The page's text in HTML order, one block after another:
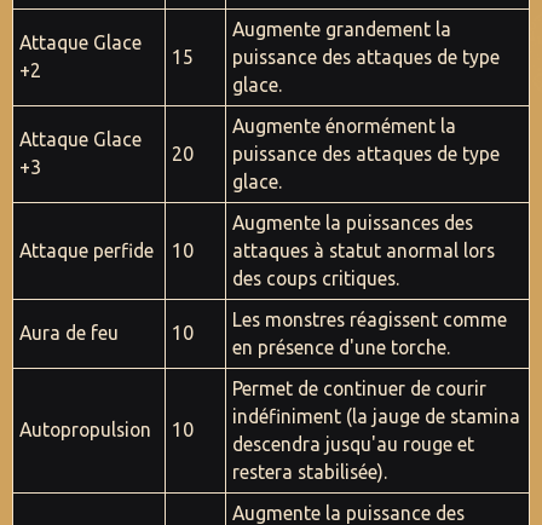
Attaque Glace
+2
15
Augmente grandement la
puissance des attaques de type
glace.
Attaque Glace
+3
20
Augmente énormément la
puissance des attaques de type
glace.
Attaque perfide 10
Augmente la puissances des
attaques à statut anormal lors
des coups critiques.
Aura de feu 10
Les monstres réagissent comme
en présence d'une torche.
Autopropulsion 10
Permet de continuer de courir
indéfiniment (la jauge de stamina
descendra jusqu'au rouge et
restera stabilisée).
Augmente la puissance des